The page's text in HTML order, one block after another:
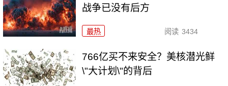
战争已没有后方
最热 阅读 3434
766亿买不来安全？美核潜光鲜
\"大计划\"的背后